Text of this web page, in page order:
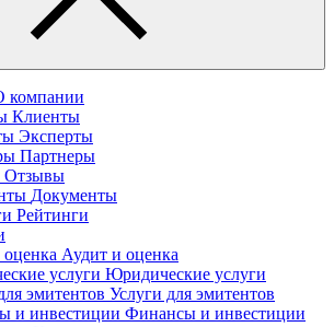
компании
Клиенты
Эксперты
Партнеры
Отзывы
Документы
Рейтинги
Аудит и оценка
услуги Юридические услуги
эмитентов Услуги для эмитентов
и инвестиции Финансы и инвестиции